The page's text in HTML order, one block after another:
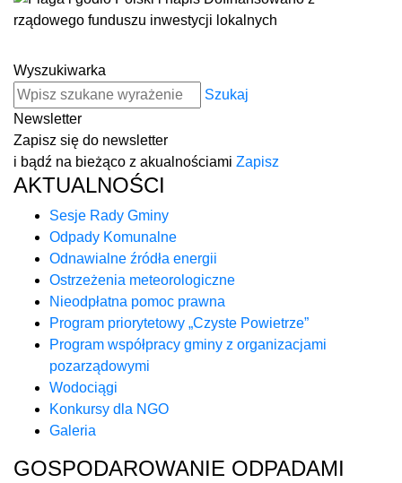
Wyszukiwarka
Szukaj
Newsletter
Zapisz się do newsletter
i bądź na bieżąco z akualnościami Zapisz
AKTUALNOŚCI
Sesje Rady Gminy
Odpady Komunalne
Odnawialne źródła energii
Ostrzeżenia meteorologiczne
Nieodpłatna pomoc prawna
Program priorytetowy „Czyste Powietrze”
Program współpracy gminy z organizacjami
pozarządowymi
Wodociągi
Konkursy dla NGO
Galeria
GOSPODAROWANIE ODPADAMI